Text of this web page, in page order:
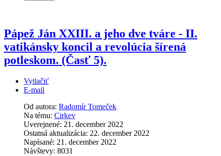
Pápež Ján XXIII. a jeho dve tváre - II.
vatikánsky koncil a revolúcia šírená
potleskom. (Časť 5).
Vytlačiť
E-mail
Od autora: Radomír Tomeček
Na tému: Cirkev
Uverejnené: 21. december 2022
Ostatná aktualizácia: 22. december 2022
Napísané: 21. december 2022
Návštevy: 8031